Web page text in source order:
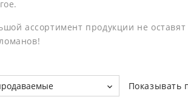
ассортимент продукции не оставят
Показывать